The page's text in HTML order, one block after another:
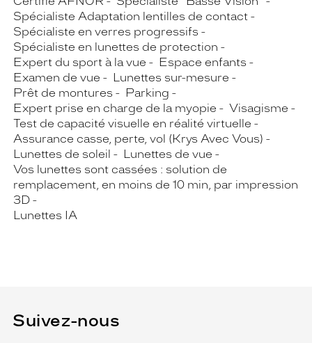
Spécialiste Adaptation lentilles de contact
Spécialiste en verres progressifs
Spécialiste en lunettes de protection
Expert du sport à la vue
Espace enfants
Examen de vue
Lunettes sur-mesure
Prêt de montures
Parking
Expert prise en charge de la myopie
Visagisme
Test de capacité visuelle en réalité virtuelle
Assurance casse, perte, vol (Krys Avec Vous)
Lunettes de soleil
Lunettes de vue
Vos lunettes sont cassées : solution de
remplacement, en moins de 10 min, par impression
3D
Lunettes IA
Suivez-nous